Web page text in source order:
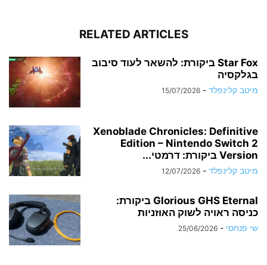
RELATED ARTICLES
Star Fox ביקורת: להשאר לעוד סיבוב
בגלקסיה
מיטב קלינפלד -
15/07/2026
Xenoblade Chronicles: Definitive
Edition – Nintendo Switch 2
Version ביקורת: דרמטי...
מיטב קלינפלד -
12/07/2026
Glorious GHS Eternal ביקורת:
כניסה ראויה לשוק האוזניות
שי פנחסי -
25/06/2026